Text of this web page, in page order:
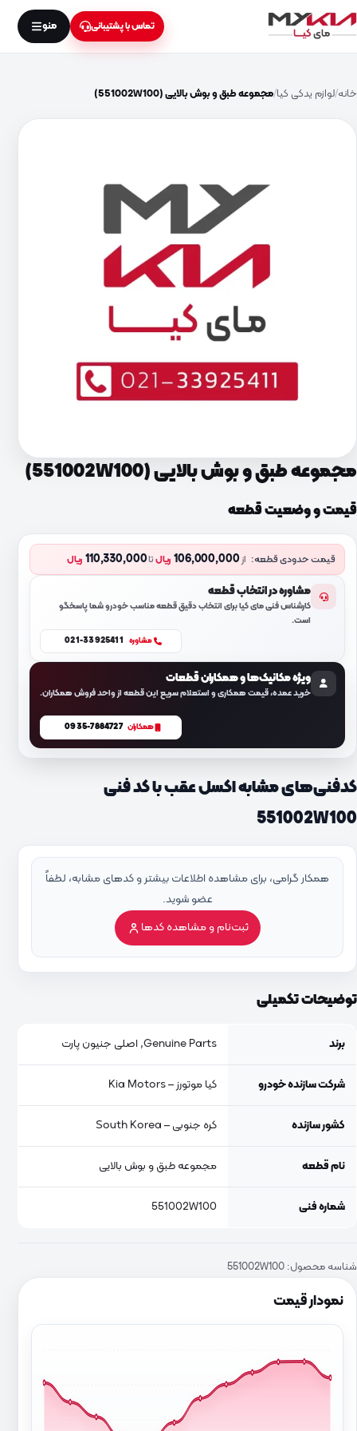
تماس با پشتیبانی منو
خانه لوازم یدکی کیا مجموعه طبق و بوش بالایی (551002W100)
نمودار قیمت
مجموعه طبق و بوش بالایی (551002W100)
قیمت و وضعیت قطعه
قیمت حدودی قطعه: از106,000,000 ریالتا110,330,000 ریال
مشاوره در انتخاب قطعه
کارشناس فنی مای کیا برای انتخاب دقیق قطعه مناسب خودرو شما پاسخگو
است.
مشاوره 021-33925411
ویژه مکانیک‌ها و همکاران قطعات
خرید عمده، قیمت همکاری و استعلام سریع این قطعه از واحد فروش همکاران.
همکاران 0935-7884727
کدفنی‌های مشابه اکسل عقب با کد فنی
551002W100
همکار گرامی، برای مشاهده اطلاعات بیشتر و کدهای مشابه، لطفاً
عضو شوید.
ثبت‌نام و مشاهده کدها
توضیحات تکمیلی
برند Genuine Parts, اصلی جنیون پارت
شرکت سازنده خودرو کیا موتورز – Kia Motors
کشور سازنده کره جنوبی – South Korea
نام قطعه مجموعه طبق و بوش بالایی
شماره فنی 551002W100
شناسه محصول: 551002W100